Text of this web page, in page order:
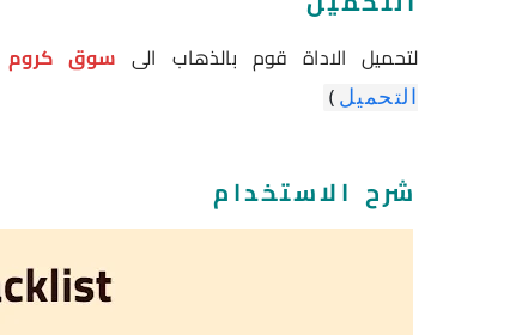
لتحميل الاداة قوم بالذهاب الى سوق كروم
التحميل )
شرح الاستخدام